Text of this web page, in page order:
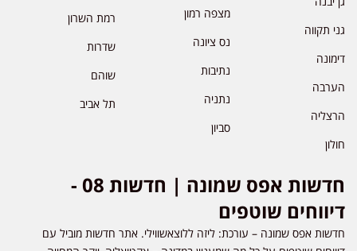
גני תקווה
דימונה
הערבה
הרצליה
חולון
מצפה רמון
נס ציונה
נתיבות
נתניה
סביון
רמת השרון
שדרות
שוהם
תל אביב
חדשות אפס שמונה | חדשות 08 -
דיווחים שוטפים
חדשות אפס שמונה – עורכת: ליזה ללוצאשווילי. אתר חדשות מוביל עם